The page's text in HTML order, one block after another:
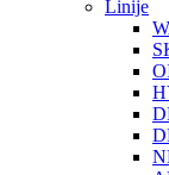
Linije